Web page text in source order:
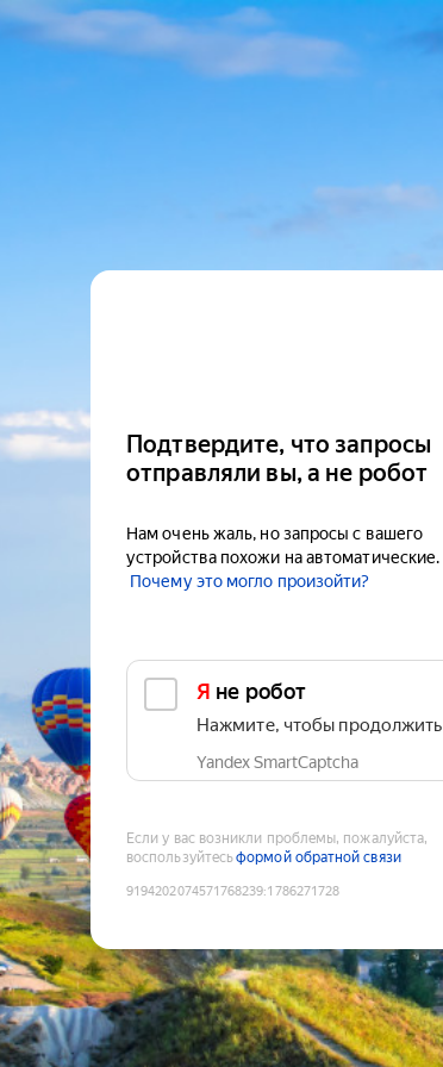
Подтвердите, что запросы
отправляли вы, а не робот
Нам очень жаль, но запросы с вашего
устройства похожи на автоматические.
Почему это могло произойти?
Я не робот
Нажмите, чтобы продолжить
Yandex SmartCaptcha
Если у вас возникли проблемы, пожалуйста,
воспользуйтесьформой обратной связи
9194202074571768239:1786271728